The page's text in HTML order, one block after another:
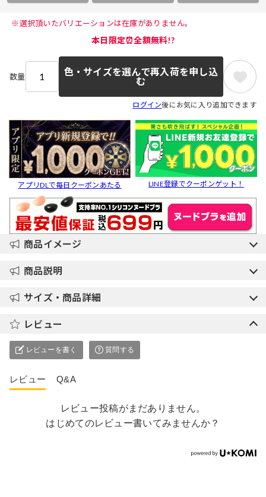
※選択頂いたバリエーションは在庫がありません。
本日限定⏰全額無料!?
数量
色・サイズを選んで再入荷を申し込
む
ログイン後にお気に入り追加できます
アプリDLで毎日クーポンあたる LINE登録でクーポンゲット！
商品イメージ
商品説明
サイズ・商品詳細
レビュー
レビューを書く 質問する
レビュー Q&A
レビュー投稿がまだありません。
はじめてのレビュー書いてみませんか？